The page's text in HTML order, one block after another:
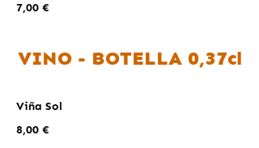
7,00 €
VINO - BOTELLA 0,37cl
Viña Sol
8,00 €